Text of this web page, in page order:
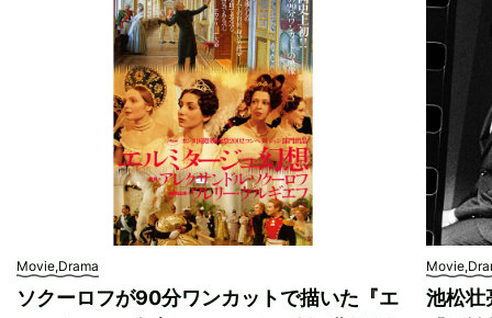
Movie,Drama
ソクーロフが90分ワンカットで描いた『エ
池松壮